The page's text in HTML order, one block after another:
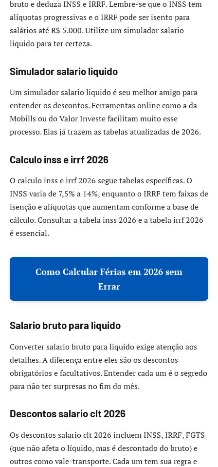
bruto e deduza INSS e IRRF. Lembre-se que o INSS tem
alíquotas progressivas e o IRRF pode ser isento para
salários até R$ 5.000. Utilize um simulador salario
liquido para ter certeza.
Simulador salario liquido
Um simulador salario liquido é seu melhor amigo para
entender os descontos. Ferramentas online como a da
Mobills ou do Valor Investe facilitam muito esse
processo. Elas já trazem as tabelas atualizadas de 2026.
Calculo inss e irrf 2026
O calculo inss e irrf 2026 segue tabelas específicas. O
INSS varia de 7,5% a 14%, enquanto o IRRF tem faixas de
isenção e alíquotas que aumentam conforme a base de
cálculo. Consultar a tabela inss 2026 e a tabela irrf 2026
é essencial.
Como Calcular Férias em 2026 sem
Errar
Salario bruto para liquido
Converter salario bruto para liquido exige atenção aos
detalhes. A diferença entre eles são os descontos
obrigatórios e facultativos. Entender cada um é o segredo
para não ter surpresas no fim do mês.
Descontos salario clt 2026
Os descontos salario clt 2026 incluem INSS, IRRF, FGTS
(que não afeta o líquido, mas é descontado do bruto) e
outros como vale-transporte. Cada um tem sua regra e